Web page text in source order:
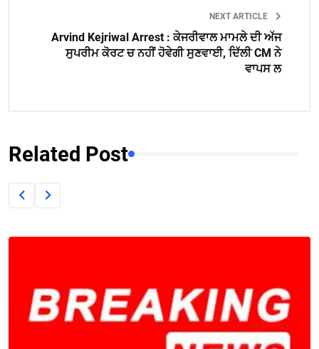
NEXT ARTICLE
Arvind Kejriwal Arrest : ਕੇਜਰੀਵਾਲ ਮਾਮਲੇ ਦੀ ਅੱਜ
ਸੁਪਰੀਮ ਕੋਰਟ ਚ ਨਹੀਂ ਹੋਵੇਗੀ ਸੁਣਵਾਈ, ਦਿੱਲੀ CM ਨੇ
ਵਾਪਸ ਲ
Related Post